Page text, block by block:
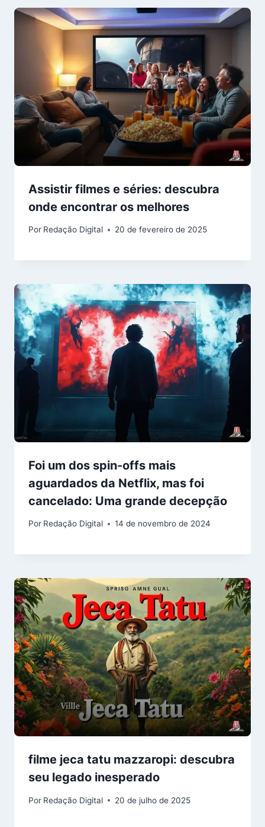
Assistir filmes e séries: descubra
onde encontrar os melhores
Por Redação Digital 20 de fevereiro de 2025
Foi um dos spin-offs mais
aguardados da Netflix, mas foi
cancelado: Uma grande decepção
Por Redação Digital 14 de novembro de 2024
filme jeca tatu mazzaropi: descubra
seu legado inesperado
Por Redação Digital 20 de julho de 2025